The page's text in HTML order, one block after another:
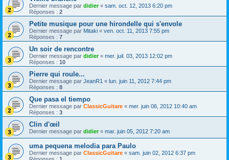
Dernier message par didier« sam. oct. 12, 2013 6:20 pm
Réponses : 2
Petite musique pour une hirondelle qui s'envole
Dernier message par Mitaki « ven. oct. 11, 2013 7:55 pm
Réponses : 7
Un soir de rencontre
Dernier message par didier« mer. juil. 03, 2013 12:02 pm
Réponses : 10
Pierre qui roule...
Dernier message par JeanR1 « lun. juin 11, 2012 7:44 pm
Réponses : 8
Que pasa el tiempo
Dernier message par ClassicGuitare « mer. juin 06, 2012 10:40 am
Réponses : 3
Clin d'œil
Dernier message par didier« mar. juin 05, 2012 7:20 am
uma pequena melodia para Paulo
Dernier message par ClassicGuitare « sam. juin 02, 2012 6:37 pm